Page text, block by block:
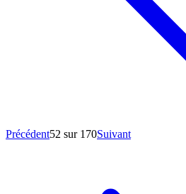
Précédent52 sur 170Suivant